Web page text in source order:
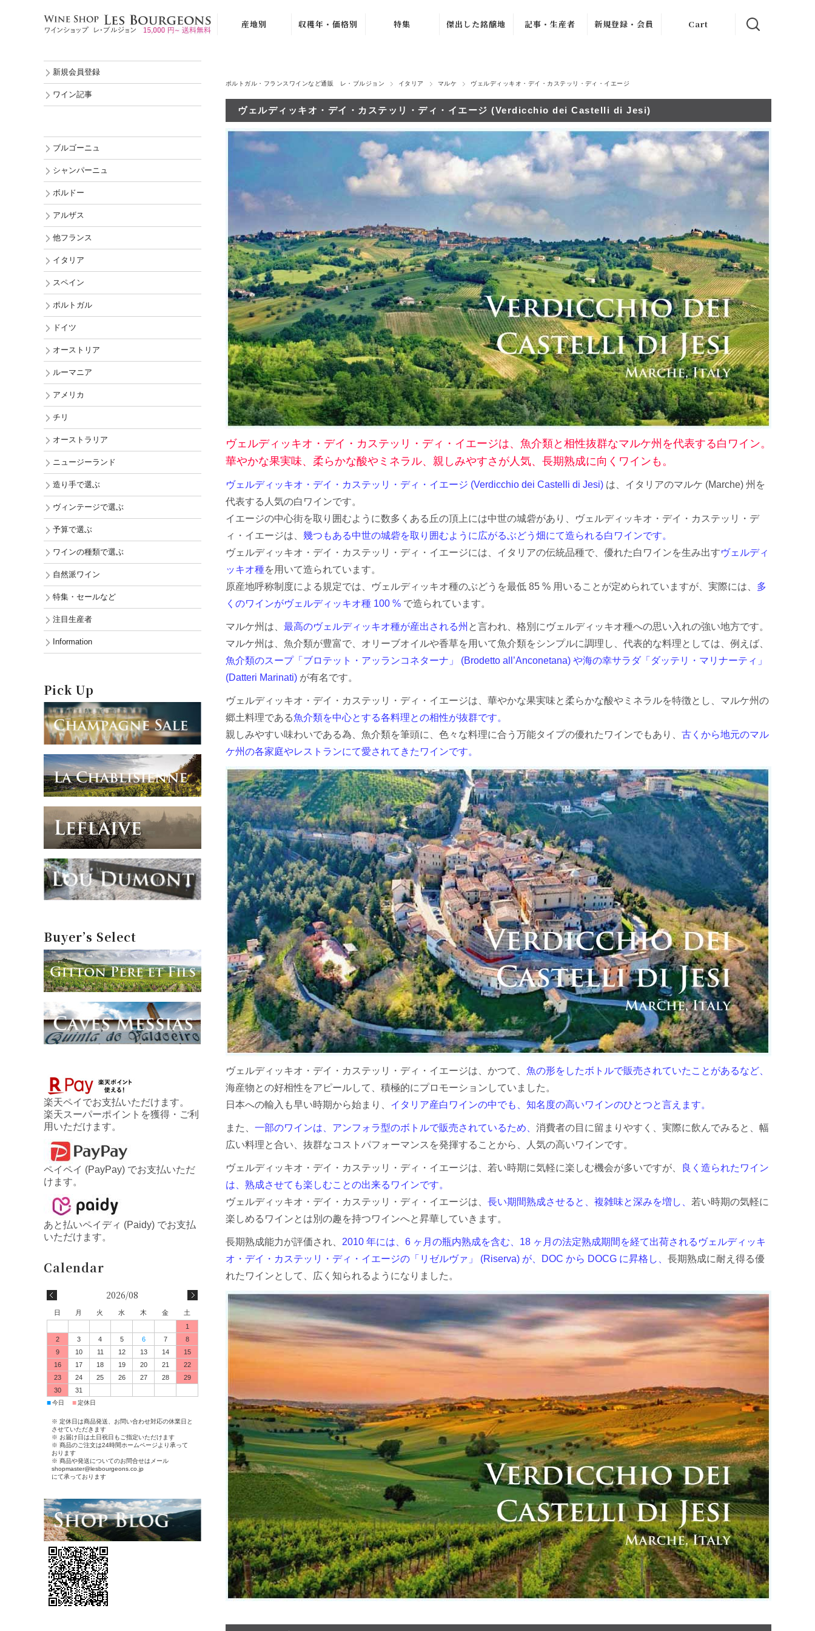
産地別
アルザス
他フランス
イタリア
ポルトガル
オーストリア
ルーマニア
チリ
オーストラリア
ニュージーランド
アメリカ
収穫年・価格別
2000年〜2009年
2010年〜2019年
ノンヴィンテージ
5,000円〜9,999
円
10,000円〜
特集
新着ワイン
売れ筋ワイン
おすすめワイン
夏のワインセール
北イタリア特集
よりどり 4 本、
4,500 円
よりどり 3 本、
5,940 円
AC ブルゴーニ
ュ・セール
シャンパーニュ・
セール
ピノ・ノワール特
集
ジャケ買いワイン
お得なワインセッ
ト
神の雫ワイン
試飲レポート
お客様のレビュー
傑出した銘醸地
ュ
ジュヴレ・シャンベルタン
シャンボール・ミュジニー
ヴォーヌ・ロマネ
ムルソー
ピュリニー・モンラッシェ
シャサーニュ・モンラッシェ
ピエモンテ
トスカーナ
ポート
マデイラ
記事・生産者
ルフレーヴ
オリヴィエ・ジュ
アン
ラ・プス・ドール
G. ロブロ・マル
シャン
マルセル・ダイス
カーヴェス・メッ
シアス
ベルンハルト・コ
ッホ
神の雫ワイン
試飲レポート
新規登録・会員 Cart
ポルトガル・フランスワインなど通販 レ・ブルジョン イタリア マルケ ヴェルディッキオ・デイ・カステッリ・ディ・イエージ
ヴェルディッキオ・デイ・カステッリ・ディ・イエージ (Verdicchio dei Castelli di Jesi)
ヴェルディッキオ・デイ・カステッリ・ディ・イエージは、魚介類と相性抜群なマルケ州を代表する白ワイン。
華やかな果実味、柔らかな酸やミネラル、親しみやすさが人気、長期熟成に向くワインも。
ヴェルディッキオ・デイ・カステッリ・ディ・イエージ (Verdicchio dei Castelli di Jesi) は、イタリアのマルケ (Marche) 州を
代表する人気の白ワインです。
イエージの中心街を取り囲むように数多くある丘の頂上には中世の城砦があり、ヴェルディッキオ・デイ・カステッリ・デ
ィ・イエージは、 幾つもある中世の城砦を取り囲むように広がるぶどう畑にて造られる白ワインです。
ヴェルディッキオ・デイ・カステッリ・ディ・イエージには、イタリアの伝統品種で、優れた白ワインを生み出すヴェルディ
ッキオ種を用いて造られています。
原産地呼称制度による規定では、ヴェルディッキオ種のぶどうを最低 85 % 用いることが定められていますが、実際には、 多
くのワインがヴェルディッキオ種 100 % で造られています。
マルケ州は、 最高のヴェルディッキオ種が産出される州 と言われ、格別にヴェルディッキオ種への思い入れの強い地方です。
マルケ州は、魚介類が豊富で、オリーブオイルや香草を用いて魚介類をシンプルに調理し、代表的な料理としては、例えば、
魚介類のスープ「ブロテット・アッランコネターナ」 (Brodetto all’Anconetana) や海の幸サラダ「ダッテリ・マリナーティ」
(Datteri Marinati) が有名です。
ヴェルディッキオ・デイ・カステッリ・ディ・イエージは、華やかな果実味と柔らかな酸やミネラルを特徴とし、マルケ州の
郷土料理である魚介類を中心とする各料理との相性が抜群です。
親しみやすい味わいである為、魚介類を筆頭に、色々な料理に合う万能タイプの優れたワインでもあり、 古くから地元のマル
ケ州の各家庭やレストランにて愛されてきたワインです。
ヴェルディッキオ・デイ・カステッリ・ディ・イエージは、かつて、 魚の形をしたボトルで販売されていたことがあるなど、
海産物との好相性をアピールして、積極的にプロモーションしていました。
日本への輸入も早い時期から始まり、 イタリア産白ワインの中でも、知名度の高いワインのひとつと言えます。
また、 一部のワインは、アンフォラ型のボトルで販売されているため、 消費者の目に留まりやすく、実際に飲んでみると、幅
広い料理と合い、抜群なコストパフォーマンスを発揮することから、人気の高いワインです。
ヴェルディッキオ・デイ・カステッリ・ディ・イエージは、若い時期に気軽に楽しむ機会が多いですが、
良く造られたワイン
は、熟成させても楽しむことの出来るワインです。
ヴェルディッキオ・デイ・カステッリ・ディ・イエージは、 長い期間熟成させると、複雑味と深みを増し、 若い時期の気軽に
楽しめるワインとは別の趣を持つワインへと昇華していきます。
長期熟成能力が評価され、 2010 年には、6 ヶ月の瓶内熟成を含む、18 ヶ月の法定熟成期間を経て出荷されるヴェルディッキ
オ・デイ・カステッリ・ディ・イエージの「リゼルヴァ」 (Riserva) が、DOC から DOCG に昇格し、 長期熟成に耐え得る優
れたワインとして、広く知られるようになりました。
新規会員登録
ワイン記事
ブルゴーニュ
シャンパーニュ
ボルドー
アルザス
他フランス
イタリア
スペイン
ポルトガル
ドイツ
オーストリア
ルーマニア
アメリカ
チリ
オーストラリア
ニュージーランド
造り手で選ぶ
ヴィンテージで選ぶ
予算で選ぶ
ワインの種類で選ぶ
自然派ワイン
特集・セールなど
注目生産者
Information
Pick Up
Buyer’s Select
楽天ペイでお支払いただけます。
楽天スーパーポイントを獲得・ご利
用いただけます。
ペイペイ (PayPay) でお支払いただ
けます。
あと払いペイディ (Paidy) でお支払
いただけます。
2026/08
日 月 火 水 木 金
土
1
2
3 4 5 6 7
8
9
10 11 12 13 14
15
16
17 18 19 20 21
22
23
24 25 26 27 28
29
30
31
■今日 ■定休日
※ 定休日は商品発送、お問い合わせ対応の休業日と
させていただきます
※ お届け日は土日祝日もご指定いただけます
※ 商品のご注文は24時間ホームページより承って
おります
※ 商品や発送についてのお問合せはメール
shopmaster@lesbourgeons.co.jp
にて承っております